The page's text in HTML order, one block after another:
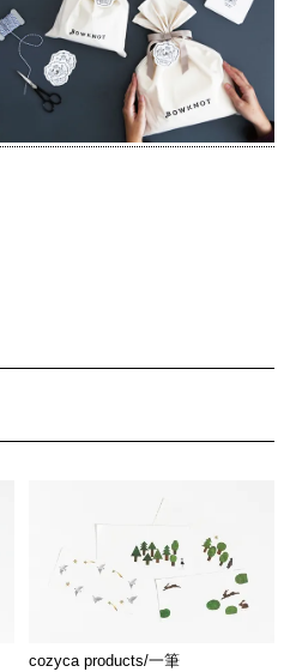
cozyca products/一筆